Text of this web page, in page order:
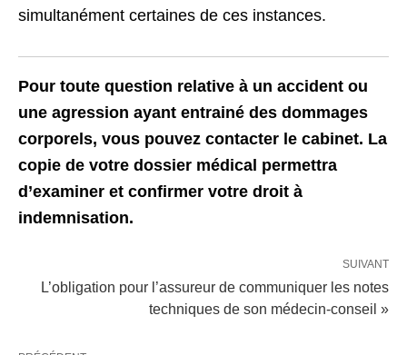
simultanément certaines de ces instances.
Pour toute question relative à un accident ou
une agression ayant entrainé des dommages
corporels, vous pouvez contacter le cabinet. La
copie de votre dossier médical permettra
d’examiner et confirmer votre droit à
indemnisation.
SUIVANT
L’obligation pour l’assureur de communiquer les notes
techniques de son médecin-conseil »